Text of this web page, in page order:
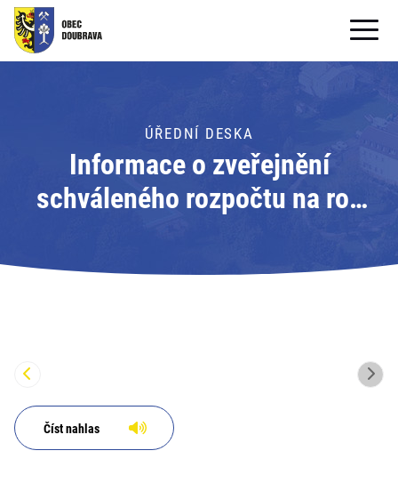
OBECNÍ ÚŘAD
PRO OBČANY
Formuláře ke stažení
PRO TURISTY
ÚŘEDNÍ DESKA
Informace o zveřejnění
schváleného rozpočtu na rok
Obec Doubrava
Číst nahlas